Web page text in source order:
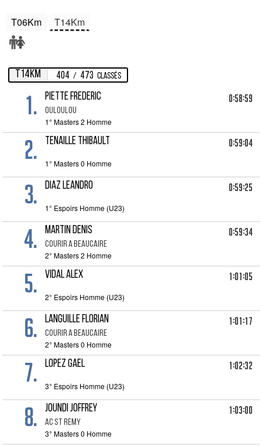
T06Km T14Km
T14Km 404 / 473 Classés
1. PIETTE FREDERIC
OULOULOU
0:58:59
1° Masters 2 Homme
2. TENAILLE THIBAULT 0:59:04
1° Masters 0 Homme
3. DIAZ LEANDRO 0:59:25
1° Espoirs Homme (U23)
4. MARTIN DENIS
COURIR A BEAUCAIRE
0:59:34
2° Masters 2 Homme
5. VIDAL ALEX 1:01:05
2° Espoirs Homme (U23)
6. LANGUILLE Florian
COURIR A BEAUCAIRE
1:01:17
2° Masters 0 Homme
7. LOPEZ GAEL 1:02:32
3° Espoirs Homme (U23)
8. JOUNDI JOFFREY
AC ST REMY
1:03:00
3° Masters 0 Homme